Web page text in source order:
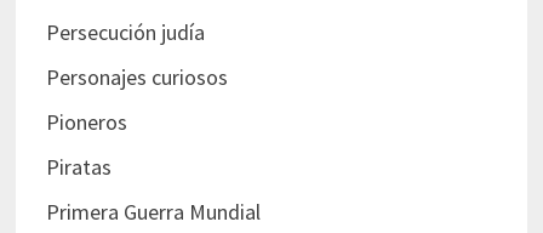
Persecución judía
Personajes curiosos
Pioneros
Piratas
Primera Guerra Mundial